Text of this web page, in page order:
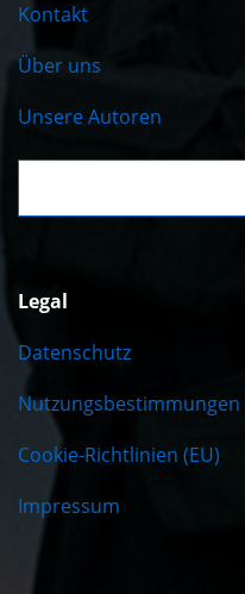
Kontakt
Über uns
Unsere Autoren
Suche:
Legal
Datenschutz
Nutzungsbestimmungen
Cookie-Richtlinien (EU)
Impressum